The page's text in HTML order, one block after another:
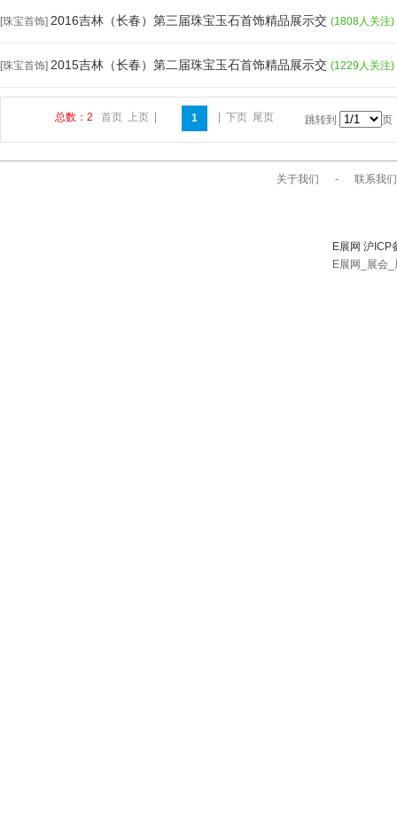
[珠宝首饰] 2016吉林（长春）第三届珠宝玉石首饰精品展示交 (1808人关注)
[珠宝首饰] 2015吉林（长春）第二届珠宝玉石首饰精品展示交 (1229人关注)
总数：2 首页 上页 1 下页 尾页 跳转到 页
关于我们 - 联系我们
E展网 沪
E展网_展会